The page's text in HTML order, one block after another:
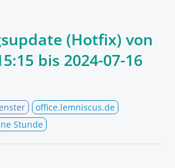
(Hotfix) von
bis 2024-07-16
office.lemniscus.de
Stunde